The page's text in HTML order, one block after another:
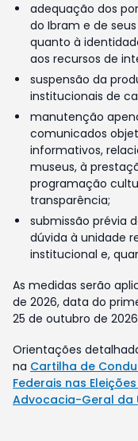
adequação dos
do Ibram e de
quanto à
aos recursos de
suspensão da
institucionais de
manutenção
comunicados
informativos,
museus, à
programação
transparência;
submissão prévia
dúvida à unidade
institucional e,
As medidas serão
de 2026, data do
25 de outubro de
Orientações
na Cartilha de
Federais nas
Advocacia-Geral da